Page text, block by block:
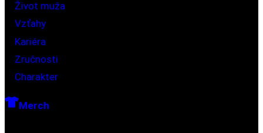
Život muža
Vzťahy
Kariéra
Zručnosti
Charakter
Merch